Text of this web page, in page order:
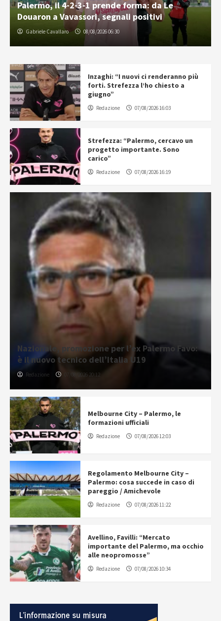
Palermo, il 4-2-3-1 prende forma: da Le
Douaron a Vavassori, segnali positivi
Gabriele Cavallaro 08/08/2026 06:30
Inzaghi: “I nuovi ci renderanno più
forti. Strefezza l’ho chiesto a
giugno”
Redazione 07/08/2026 16:03
Strefezza: “Palermo, cercavo un
progetto importante. Sono
carico”
Redazione 07/08/2026 16:19
Nazionale, promozione per l’ex Palermo Favo:
è il nuovo tecnico dell’Italia U19
Redazione 07/08/2026 20:12
Melbourne City – Palermo, le
formazioni ufficiali
Redazione 07/08/2026 12:03
Regolamento Melbourne City –
Palermo: cosa succede in caso di
pareggio / Amichevole
Redazione 07/08/2026 11:22
Avellino, Favilli: “Mercato
importante del Palermo, ma occhio
alle neopromosse”
Redazione 07/08/2026 10:34